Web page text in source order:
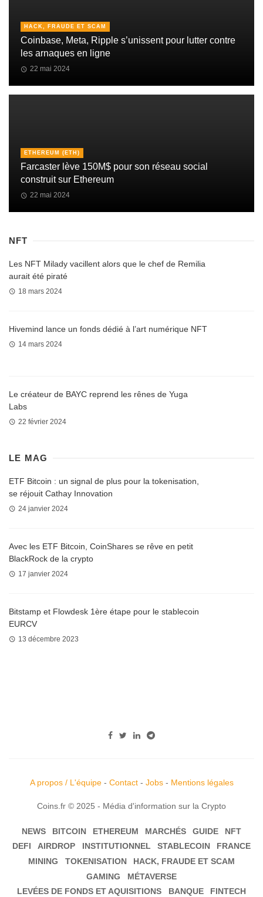
HACK, FRAUDE ET SCAM
Coinbase, Meta, Ripple s’unissent pour lutter contre
les arnaques en ligne
22 mai 2024
ETHEREUM (ETH)
Farcaster lève 150M$ pour son réseau social
construit sur Ethereum
22 mai 2024
NFT
Les NFT Milady vacillent alors que le chef de Remilia
aurait été piraté
18 mars 2024
Hivemind lance un fonds dédié à l’art numérique NFT
14 mars 2024
Le créateur de BAYC reprend les rênes de Yuga
Labs
22 février 2024
LE MAG
ETF Bitcoin : un signal de plus pour la tokenisation,
se réjouit Cathay Innovation
24 janvier 2024
Avec les ETF Bitcoin, CoinShares se rêve en petit
BlackRock de la crypto
17 janvier 2024
Bitstamp et Flowdesk 1ère étape pour le stablecoin
EURCV
13 décembre 2023
A propos / L'équipe- Contact- Jobs- Mentions légales
Coins.fr © 2025 - Média d'information sur la Crypto
NEWS BITCOIN ETHEREUM MARCHÉS GUIDE
NFT
DEFI
AIRDROP INSTITUTIONNEL STABLECOIN
FRANCE
MINING
TOKENISATION
HACK, FRAUDE ET SCAM
GAMING
MÉTAVERSE
LEVÉES DE FONDS ET AQUISITIONS
BANQUE FINTECH